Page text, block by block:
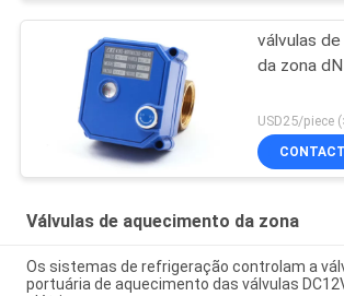
válvulas
da zona
CONTACT
Válvulas de aquecimento da zona
Os sistemas de refrigeração controlam a
portuária de aquecimento das válvulas